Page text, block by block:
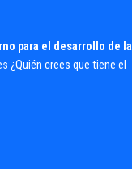
para el desarrollo de la
¿Quién crees que tiene el